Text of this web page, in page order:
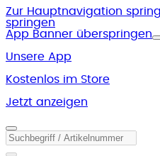
Zur Hauptnavigation
springen
App Banner überspringen
Unsere App
Kostenlos im Store
Jetzt anzeigen